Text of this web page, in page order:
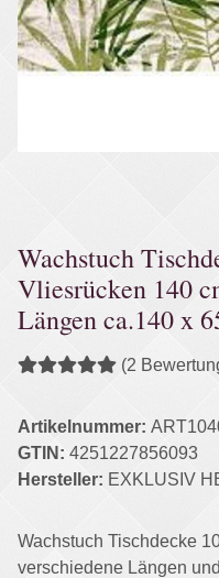
Wachstuch
Vliesrücken 140
Längen ca.140 x
(2
Artikelnummer:
GTIN: 4251227856093
Hersteller: EXKLUSIV
Wachstuch Tischdecke
verschiedene Längen